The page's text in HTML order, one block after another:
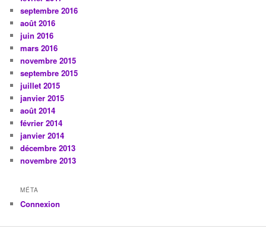
septembre 2016
août 2016
juin 2016
mars 2016
novembre 2015
septembre 2015
juillet 2015
janvier 2015
août 2014
février 2014
janvier 2014
décembre 2013
novembre 2013
MÉTA
Connexion